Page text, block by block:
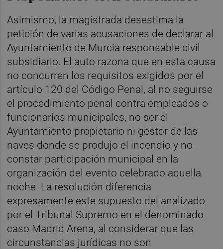
Asimismo, la magistrada desestima la
petición de varias acusaciones de declarar al
Ayuntamiento de Murcia responsable civil
subsidiario. El auto razona que en esta causa
no concurren los requisitos exigidos por el
artículo 120 del Código Penal, al no seguirse
el procedimiento penal contra empleados o
funcionarios municipales, no ser el
Ayuntamiento propietario ni gestor de las
naves donde se produjo el incendio y no
constar participación municipal en la
organización del evento celebrado aquella
noche. La resolución diferencia
expresamente este supuesto del analizado
por el Tribunal Supremo en el denominado
caso Madrid Arena, al considerar que las
circunstancias jurídicas no son